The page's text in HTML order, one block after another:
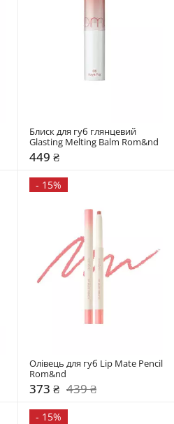
Блиск для губ глянцевий
449 ₴
- 15%
Олівець для губ Lip Mate Pencil
373 ₴ 439 ₴
- 15%